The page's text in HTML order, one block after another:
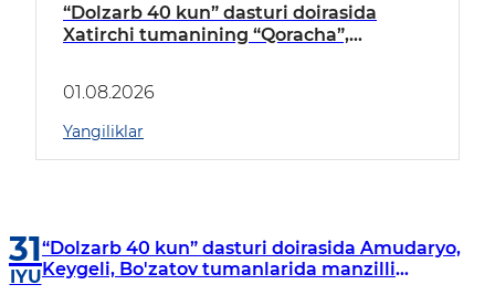
“Dolzarb 40 kun” dasturi doirasida
Xatirchi tumanining “Qoracha”,
borildi
01.08.2026
Yangiliklar
31
IYU
“Dolzarb 40 kun” dasturi doirasida Amudaryo,
Keygeli, Bo'zatov tumanlarida manzilli